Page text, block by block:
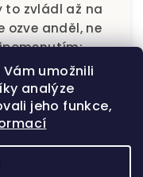
umožnili
analýze
jeho funkce,
to zvládl až na
ozve anděl, ne
který se celý
zhluboka se
klid